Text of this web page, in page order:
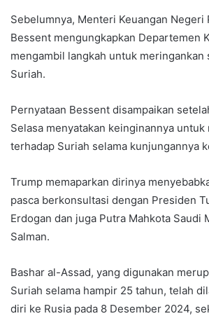
Sebelumnya, Menteri Keuangan Negeri
Bessent mengungkapkan Departemen
mengambil langkah untuk meringankan
Suriah.
Pernyataan Bessent disampaikan
Selasa menyatakan keinginannya untuk
terhadap Suriah selama kunjungannya
Trump memaparkan dirinya
pasca berkonsultasi dengan Presiden
Erdogan dan juga Putra Mahkota Saudi
Salman.
Bashar al-Assad, yang digunakan
Suriah selama hampir 25 tahun, telah
diri ke Rusia pada 8 Desember 2024,